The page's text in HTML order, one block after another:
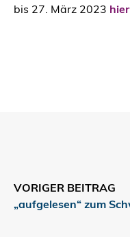
bis 27. März 2023 hier
VORIGER BEITRAG